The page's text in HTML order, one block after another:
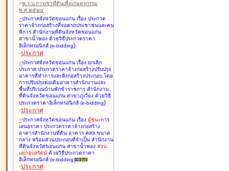
>พ.ร.บ.การเช่าที่ดินเพื่อเกษตรกรรม
พ.ศ.๒๕๒๔
>ประกาศจังหวัดขอนแก่น เรื่อง ประกวด
ราคาจ้างก่อสร้างที่จอดรถประชาชนและคน
พิการ สำนักงานที่ดินจังหวัดขอนแก่น
สาขาน้ำพอง ด้วยวิธีประกวดราคา
อิเล็กทรอนิกส์ (e-bidding)
-ประกาศ
>ประกาศจังหวัดขอนแก่น เรื่อง ยกเลิก
ประกาศ ประกวดราคาจ้างก่อสร้างปรับปรุง
อาคารที่ทำการและสิ่งก่อสร้างประกอบ โดย
การปรับปรุงต่อเติมอาคารสำนักงานและ
พื้นที่บริเวณบ้านพักข้าราชการ สำนักงาน
ที่ดินจังหวัดขอนแก่น สาขาภูเวียง ด้วยวิธี
ประกวดราคาอิเล็กทรอนิกส์ (e-bidding)
-ประกาศ
>ประกาศจังหวัดขอนแก่น เรื่อง ผู้ชนะการ
เสนอราคา ประกวดราคาจ้างก่อสร้าง
อาคารสำนักงานที่ดิน อาคาร คสล.ขนาด
กลาง พร้อมส่วนประกอบที่จำเป็น สำนักงาน
ที่ดินจังหวัดขอนแก่น สาขาน้ำพอง ส่วน
แยกอุบลรัตน์ ด้วยวิธีประกวดราคา
อิเล็กทรอนิกส์ (e-bidding)
-ประกาศ